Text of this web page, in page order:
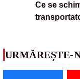
Ce se
URMĂREȘTE-